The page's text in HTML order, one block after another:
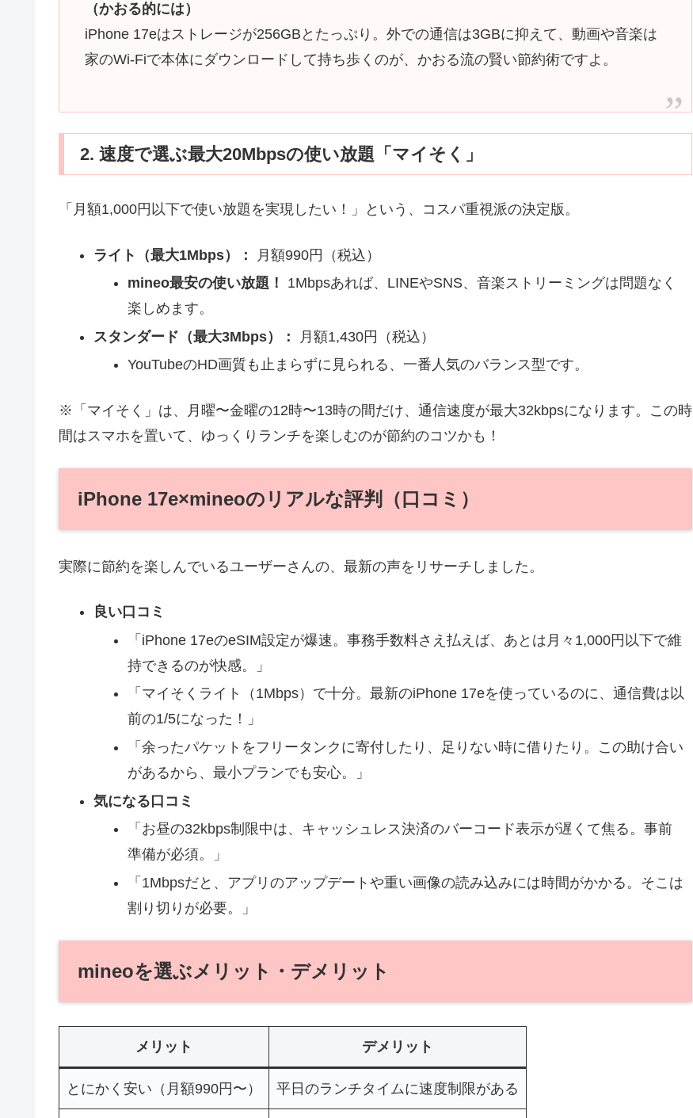
（かおる的には）
iPhone 17eはストレージが256GBとたっぷり。外での通信は3GBに抑えて、動画や音楽は
家のWi-Fiで本体にダウンロードして持ち歩くのが、かおる流の賢い節約術ですよ。
2. 速度で選ぶ最大20Mbpsの使い放題「マイそく」
「月額1,000円以下で使い放題を実現したい！」という、コスパ重視派の決定版。
ライト（最大1Mbps）：
月額990円（税込）
mineo最安の使い放題！
1Mbpsあれば、LINEやSNS、音楽ストリーミングは問題なく
楽しめます。
スタンダード（最大3Mbps）：
月額1,430円（税込）
YouTubeのHD画質も止まらずに見られる、一番人気のバランス型です。
※「マイそく」は、月曜〜金曜の12時〜13時の間だけ、通信速度が最大32kbpsになります。この時
間はスマホを置いて、ゆっくりランチを楽しむのが節約のコツかも！
iPhone 17e×mineoのリアルな評判（口コミ）
実際に節約を楽しんでいるユーザーさんの、最新の声をリサーチしました。
良い口コミ
「iPhone 17eのeSIM設定が爆速。事務手数料さえ払えば、あとは月々1,000円以下で維
持できるのが快感。」
「マイそくライト（1Mbps）で十分。最新のiPhone 17eを使っているのに、通信費は以
前の1/5になった！」
「余ったパケットをフリータンクに寄付したり、足りない時に借りたり。この助け合い
があるから、最小プランでも安心。」
気になる口コミ
「お昼の32kbps制限中は、キャッシュレス決済のバーコード表示が遅くて焦る。事前
準備が必須。」
「1Mbpsだと、アプリのアップデートや重い画像の読み込みには時間がかかる。そこは
割り切りが必要。」
mineoを選ぶメリット・デメリット
メリット デメリット
とにかく安い（月額990円〜） 平日のランチタイムに速度制限がある